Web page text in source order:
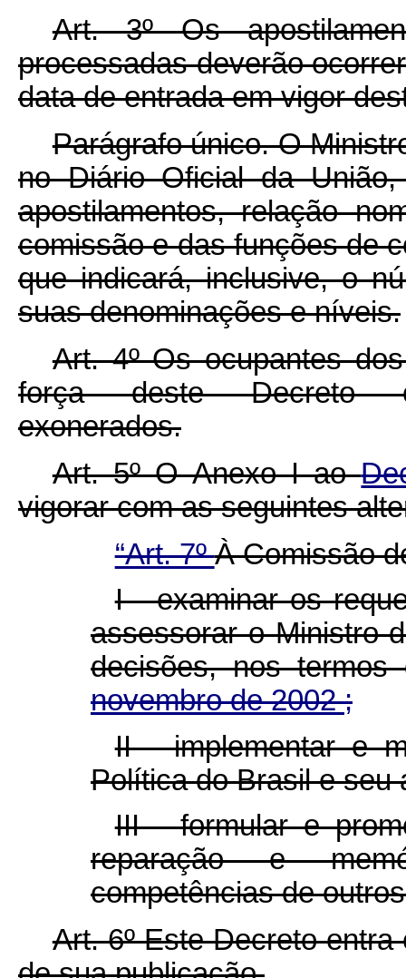
Art. 3º Os
processadas deverão
data de entrada em vigor
Parágrafo único. O
no Diário Oficial da
apostilamentos, relação
comissão e das funções de
que indicará, inclusive, o
suas denominações e níveis.
Art. 4º Os ocupantes
força deste Decreto
exonerados.
Art. 5º O Anexo I ao
vigorar com as seguintes
“Art. 7ºÀ Comissão
I - examinar os
assessorar o Ministro
decisões, nos
novembro de 2002 ;
II - implementar e
Política do Brasil e seu
III - formular e
reparação e
competências de
Art. 6º Este Decreto